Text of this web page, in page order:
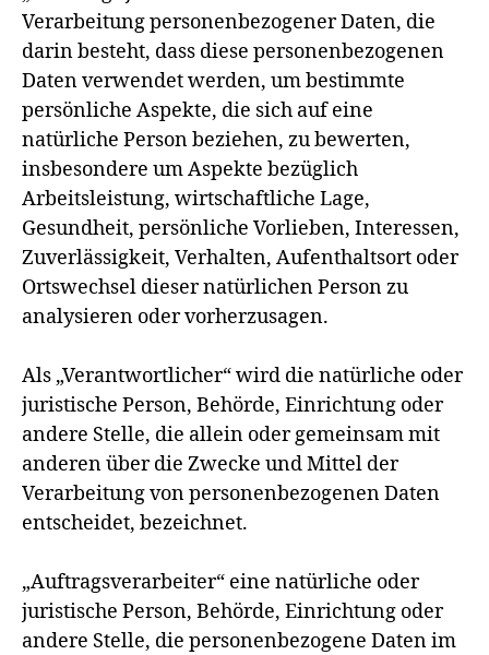
Verarbeitung personenbezogener Daten, die
darin besteht, dass diese personenbezogenen
Daten verwendet werden, um bestimmte
persönliche Aspekte, die sich auf eine
natürliche Person beziehen, zu bewerten,
insbesondere um Aspekte bezüglich
Arbeitsleistung, wirtschaftliche Lage,
Gesundheit, persönliche Vorlieben, Interessen,
Zuverlässigkeit, Verhalten, Aufenthaltsort oder
Ortswechsel dieser natürlichen Person zu
analysieren oder vorherzusagen.
Als „Verantwortlicher“ wird die natürliche oder
juristische Person, Behörde, Einrichtung oder
andere Stelle, die allein oder gemeinsam mit
anderen über die Zwecke und Mittel der
Verarbeitung von personenbezogenen Daten
entscheidet, bezeichnet.
„Auftragsverarbeiter“ eine natürliche oder
juristische Person, Behörde, Einrichtung oder
andere Stelle, die personenbezogene Daten im